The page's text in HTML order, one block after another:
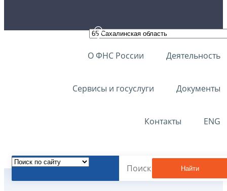
О ФНС России Деятельность
Сервисы и госуслуги Документы
Контакты ENG
Найти